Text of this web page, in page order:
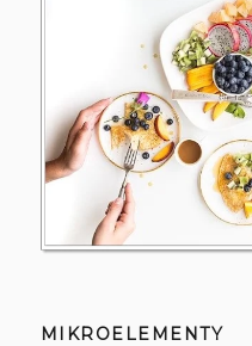
MIKROELEMENTY